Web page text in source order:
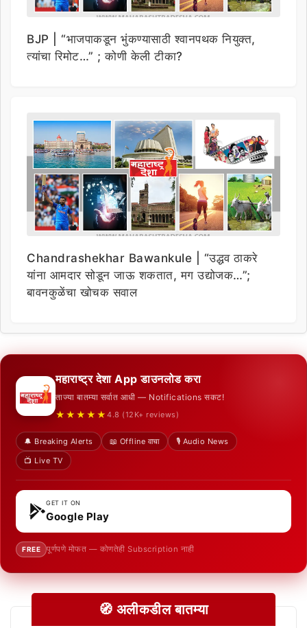
BJP | “भाजपाकडून भुंकण्यासाठी श्वानपथक नियुक्त,
त्यांचा रिमोट…” ; कोणी केली टीका?
Chandrashekhar Bawankule | “उद्धव ठाकरे
यांना आमदार सोडून जाऊ शकतात, मग उद्योजक…”;
बावनकुळेंचा खोचक सवाल
महाराष्ट्र देशा App डाउनलोड करा
ताज्या बातम्या सर्वात आधी — Notifications सकट!
★★★★★ 4.8 (12K+ reviews)
🔔 Breaking Alerts 📖 Offline वाचा
🎙️ Audio News
📺 Live TV
GET IT ON
Google Play
FREE पूर्णपणे मोफत — कोणतेही Subscription नाही
🧭 अलीकडील बातम्या